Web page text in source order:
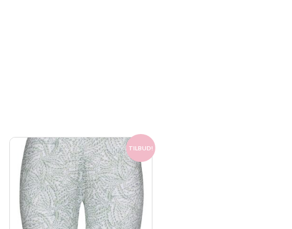
TILBUD!
Den
oprindelige
pris
var:
200.00 kr..
Den
aktuelle
pris
er:
75.00 kr..